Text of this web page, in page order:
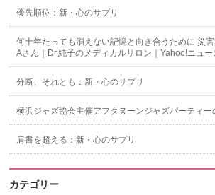
優先順位：新・心のサプリ
何十年たっても消えない記憶と向き合うために 災
Aさん｜Dr.純子のメディカルサロン｜Yahoo!ニュー
分断、それとも：新・心のサプリ
横浜ジャズ協会主催アフタヌーンジャズパーティー
肩書を超える：新・心のサプリ
カテゴリー